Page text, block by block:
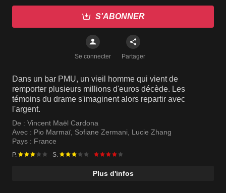
S'ABONNER
Se connecter Partager
Dans un bar PMU, un vieil homme qui vient de
remporter plusieurs millions d'euros décède. Les
témoins du drame s'imaginent alors repartir avec
l'argent.
De : Vincent Maël Cardona
Avec : Pio Marmaï, Sofiane Zermani, Lucie Zhang
Pays : France
P. S.
Plus d'infos